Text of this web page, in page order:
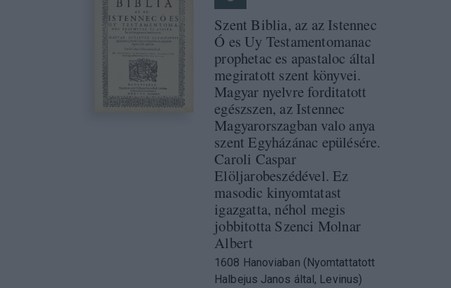
Szent Biblia, az az Istennec
Ó es Uy Testamentomanac
prophetac es apastaloc által
megiratott szent könyvei.
Magyar nyelvre forditatott
egészszen, az Istennec
Magyarorszagban valo anya
szent Egyházánac epülésére.
Caroli Caspar
Elöljarobeszédével. Ez
masodic kinyomtatast
igazgatta, néhol megis
jobbitotta Szenci Molnar
Albert
1608 Hanoviaban (Nyomtattatott
Halbejus Janos által, Levinus)